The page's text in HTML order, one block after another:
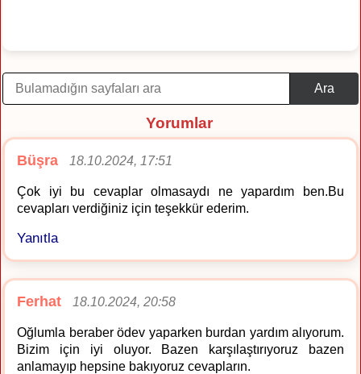
Ara
Yorumlar
Büşra 18.10.2024, 17:51
Çok iyi bu cevaplar olmasaydı ne yapardım ben.Bu
cevapları verdiğiniz için teşekkür ederim.
Yanıtla
Ferhat 18.10.2024, 20:58
Oğlumla beraber ödev yaparken burdan yardım alıyorum.
Bizim için iyi oluyor. Bazen karşılaştırıyoruz bazen
anlamayıp hepsine bakıyoruz cevapların.